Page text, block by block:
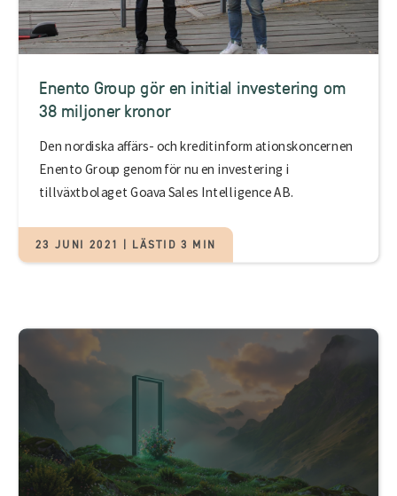
Enento Group gör en initial investering om
38 miljoner kronor
Den nordiska affärs- och kreditinformationskoncernen
Enento Group genomför nu en investering i
tillväxtbolaget Goava Sales Intelligence AB.
23 JUNI 2021 | LÄSTID 3 MIN